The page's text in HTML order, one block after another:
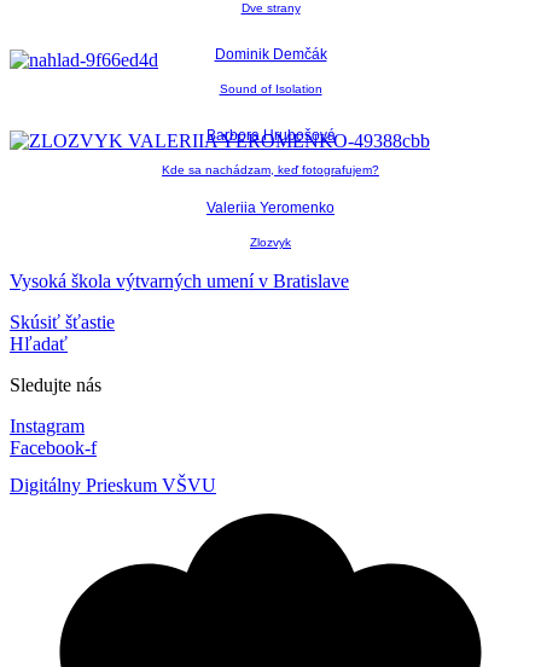
Dve strany
Dominik Demčák
Sound of Isolation
Barbora Hrubošová
Kde sa nachádzam, keď fotografujem?
Valeriia Yeromenko
Zlozvyk
Vysoká škola výtvarných umení v Bratislave
Skúsiť šťastie
Hľadať
Sledujte nás
Instagram
Facebook-f
Digitálny Prieskum VŠVU